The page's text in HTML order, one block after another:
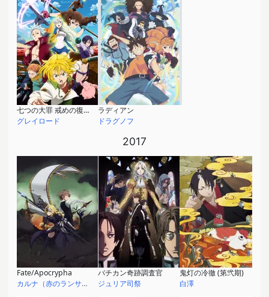
七つの大罪 戒めの復活 (第2期)
グレイロード
ラディアン
ドラグノフ
2017
Fate/Apocrypha
カルナ（赤のランサー）
バチカン奇跡調査官
ジュリア司祭
鬼灯の冷徹 (第弐期)
白澤